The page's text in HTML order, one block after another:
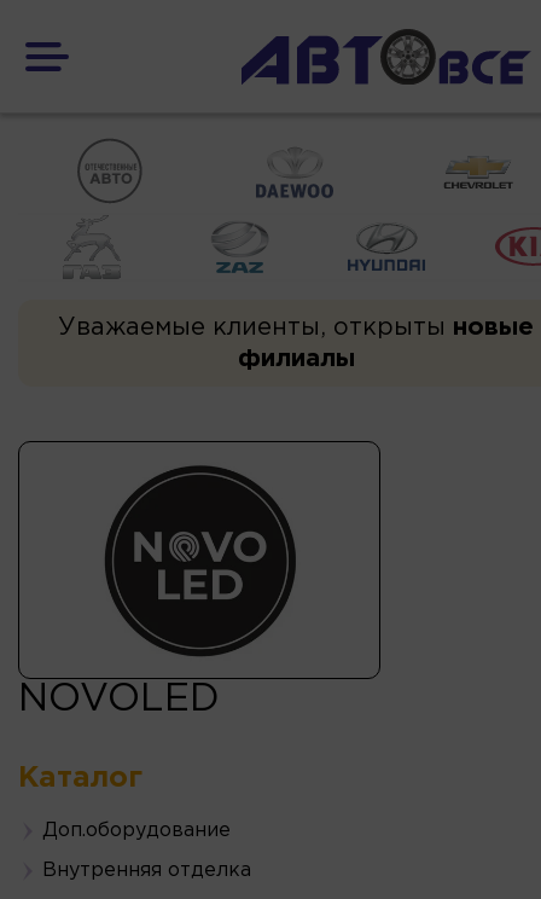
Уважаемые клиенты, открыты новые
филиалы
NOVOLED
Каталог
Доп.оборудование
Внутренняя отделка